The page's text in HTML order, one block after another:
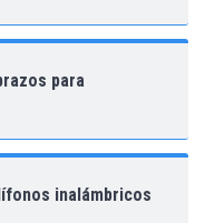
para
inalámbricos